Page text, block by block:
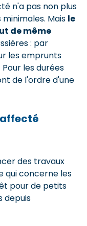
n'a pas non plus
Mais le
de même
: par
les emprunts
les durées
de l'ordre d'une
des travaux
qui concerne les
pour de petits
depuis